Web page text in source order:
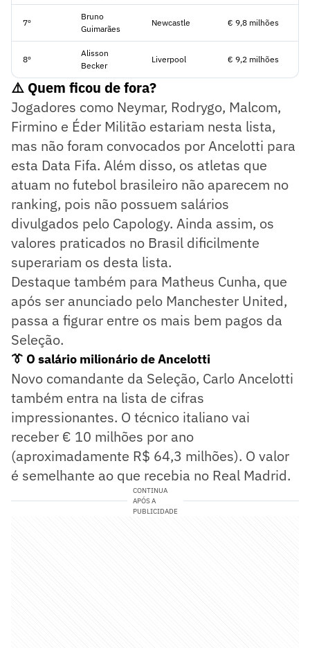
7º
Bruno
Guimarães
Newcastle € 9,8 milhões
8º
Alisson
Becker
Liverpool € 9,2 milhões
⚠️ Quem ficou de fora?
Jogadores como Neymar, Rodrygo, Malcom,
Firmino e Éder Militão estariam nesta lista,
mas não foram convocados por Ancelotti para
esta Data Fifa. Além disso, os atletas que
atuam no futebol brasileiro não aparecem no
ranking, pois não possuem salários
divulgados pelo Capology. Ainda assim, os
valores praticados no Brasil dificilmente
superariam os desta lista.
Destaque também para Matheus Cunha, que
após ser anunciado pelo Manchester United,
passa a figurar entre os mais bem pagos da
Seleção.
👔 O salário milionário de Ancelotti
Novo comandante da Seleção, Carlo Ancelotti
também entra na lista de cifras
impressionantes. O técnico italiano vai
receber € 10 milhões por ano
(aproximadamente R$ 64,3 milhões). O valor
é semelhante ao que recebia no Real Madrid.
CONTINUA
APÓS A
PUBLICIDADE